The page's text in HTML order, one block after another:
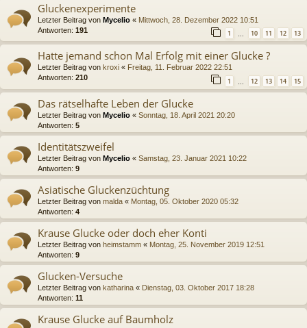
Gluckenexperimente
Letzter Beitrag von Mycelio « Mittwoch, 28. Dezember 2022 10:51
Antworten: 191 1 … 10 11 12 13
Hatte jemand schon Mal Erfolg mit einer Glucke ?
Letzter Beitrag von kroxi « Freitag, 11. Februar 2022 22:51
Antworten: 210 1 12 13 14 15
Das rätselhafte Leben der Glucke
Letzter Beitrag von Mycelio « Sonntag, 18. April 2021 20:20
Antworten: 5
Identitätszweifel
Letzter Beitrag von Mycelio « Samstag, 23. Januar 2021 10:22
Antworten: 9
Asiatische Gluckenzüchtung
Letzter Beitrag von malda « Montag, 05. Oktober 2020 05:32
Antworten: 4
Krause Glucke oder doch eher Konti
Letzter Beitrag von heimstamm « Montag, 25. November 2019 12:51
Antworten: 9
Glucken-Versuche
Letzter Beitrag von katharina « Dienstag, 03. Oktober 2017 18:28
Antworten: 11
Krause Glucke auf Baumholz